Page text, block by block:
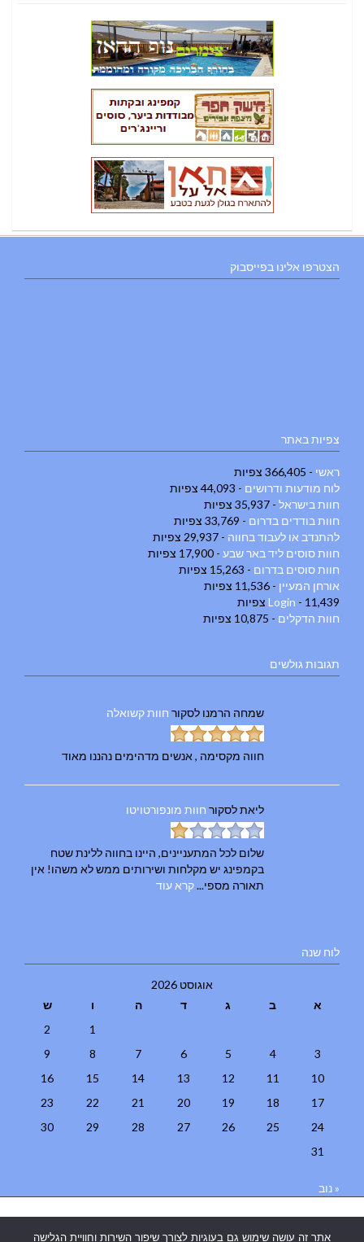
הצטרפו אלינו בפייסבוק
צפיות באתר
ראשי - 366,405 צפיות
לוח מודעות ודרושים - 44,093 צפיות
חוות בישראל - 35,937 צפיות
חוות בודדים בדרום - 33,769 צפיות
להתנדב או לעבוד בחווה - 29,937 צפיות
חוות סוסים ליד באר שבע - 17,900 צפיות
חוות סוסים בדרום - 15,263 צפיות
אורחן המעיין - 11,536 צפיות
Login - 11,439 צפיות
חוות הדקלים - 10,875 צפיות
תגובות גולשים
שמחה הרמנו לסקור חוות קשואלה
חווה מקסימה , אנשים מדהימים נהננו מאוד
ליאתלסקור חוות מונפורטויטו
שלום לכל המתעניינים, היינו בחווה ללינת שטח
בקמפינג יש מקלחות ושירותים ממש לא משהו! אין
תאורה מספי...קרא עוד
לוח שנה
אוגוסט 2026
א
ב ג ד ה ו
ש
1
2
3
4
5
6
7
8
9
10
11
12
13
14
15
16
17
18
19
20
21
22
23
24
25
26
27
28
29
30
31
« נוב
אתר זה עושה שימוש גם בעוגיות לצורך שיפור השירות וחוויית הגלישה